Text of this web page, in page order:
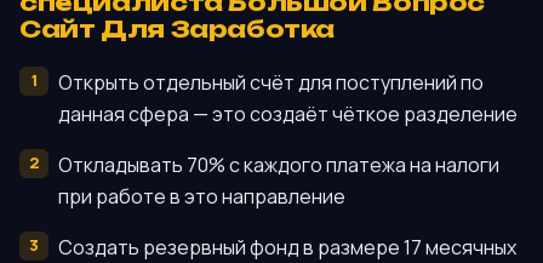
Сайт Для Заработка
Открыть отдельный счёт для поступлений по
данная сфера — это создаёт чёткое разделение
Откладывать 70% с каждого платежа на налоги
при работе в это направление
Создать резервный фонд в размере 17 месячных